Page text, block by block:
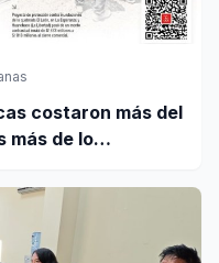
costaron más del
más de lo